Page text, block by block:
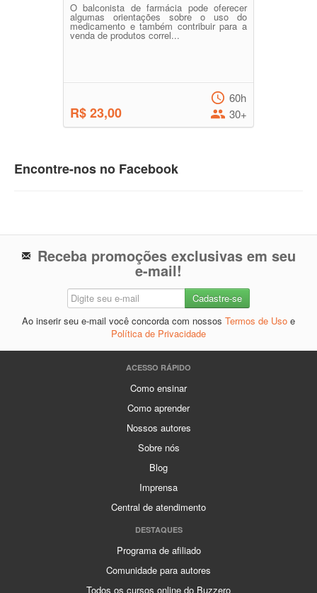
O balconista de farmácia pode oferecer
algumas orientações sobre o uso do
medicamento e também contribuir para a
venda de produtos correl...
R$ 23,00
60h
30+
Encontre-nos no Facebook
Receba promoções exclusivas em seu
e-mail!
Ao inserir seu e-mail você concorda com nossos Termos de Uso e
Política de Privacidade
ACESSO RÁPIDO
Como ensinar
Como aprender
Nossos autores
Sobre nós
Blog
Imprensa
Central de atendimento
DESTAQUES
Programa de afiliado
Comunidade para autores
Todos os cursos online do Buzzero